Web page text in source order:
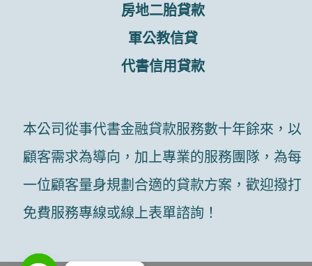
房地二胎貸款
軍公教信貸
代書信用貸款
本公司從事代書金融貸款服務數十年餘來，以
顧客需求為導向，加上專業的服務團隊，為每
一位顧客量身規劃合適的貸款方案，歡迎撥打
免費服務專線或線上表單諮詢！